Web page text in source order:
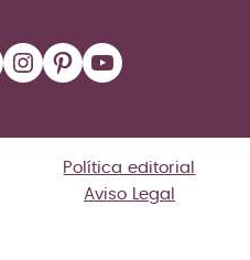
Instagram
Pinterest
YouTube
Política editorial
Aviso Legal